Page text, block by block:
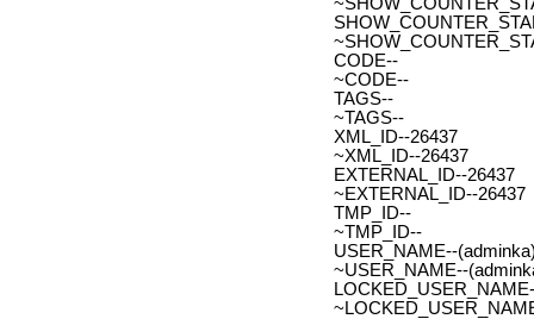
CODE--
~CODE--
TAGS--
~TAGS--
XML_ID--26437
~XML_ID--26437
EXTERNAL_ID--26437
~EXTERNAL_ID--26437
TMP_ID--
~TMP_ID--
USER_NAME--
~USER_NAME--